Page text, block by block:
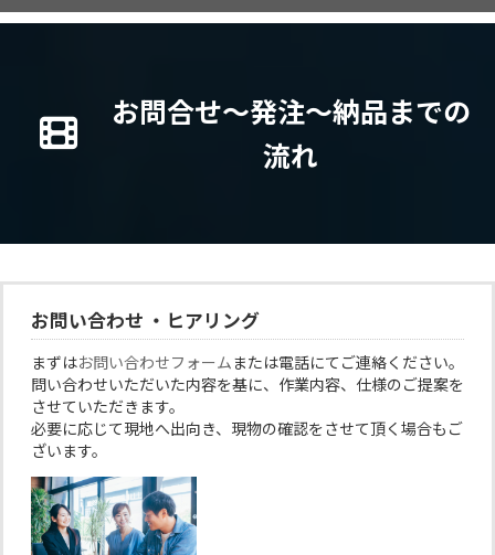
お問合せ～発注～納品までの
流れ
お問い合わせ ・ヒアリング
まずはお問い合わせフォームまたは電話にてご連絡ください。
問い合わせいただいた内容を基に、作業内容、仕様のご提案を
させていただきます。
必要に応じて現地へ出向き、現物の確認をさせて頂く場合もご
ざいます。